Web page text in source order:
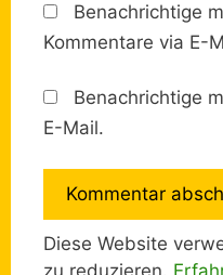
Benachrichtige
Kommentare via E-
Benachrichtige
E-Mail.
Diese Website